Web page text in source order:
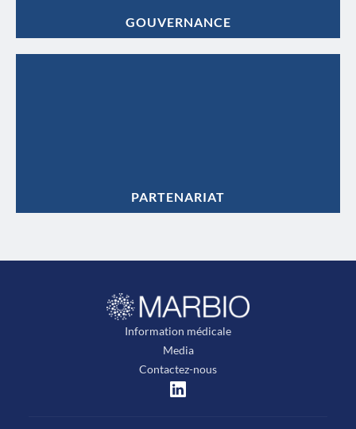
GOUVERNANCE
PARTENARIAT
Information médicale
Media
Contactez-nous